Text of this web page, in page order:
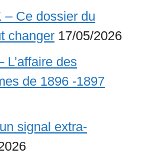
Ce dossier du
changer 17/05/2026
L’affaire des
de 1896 -1897
signal extra-